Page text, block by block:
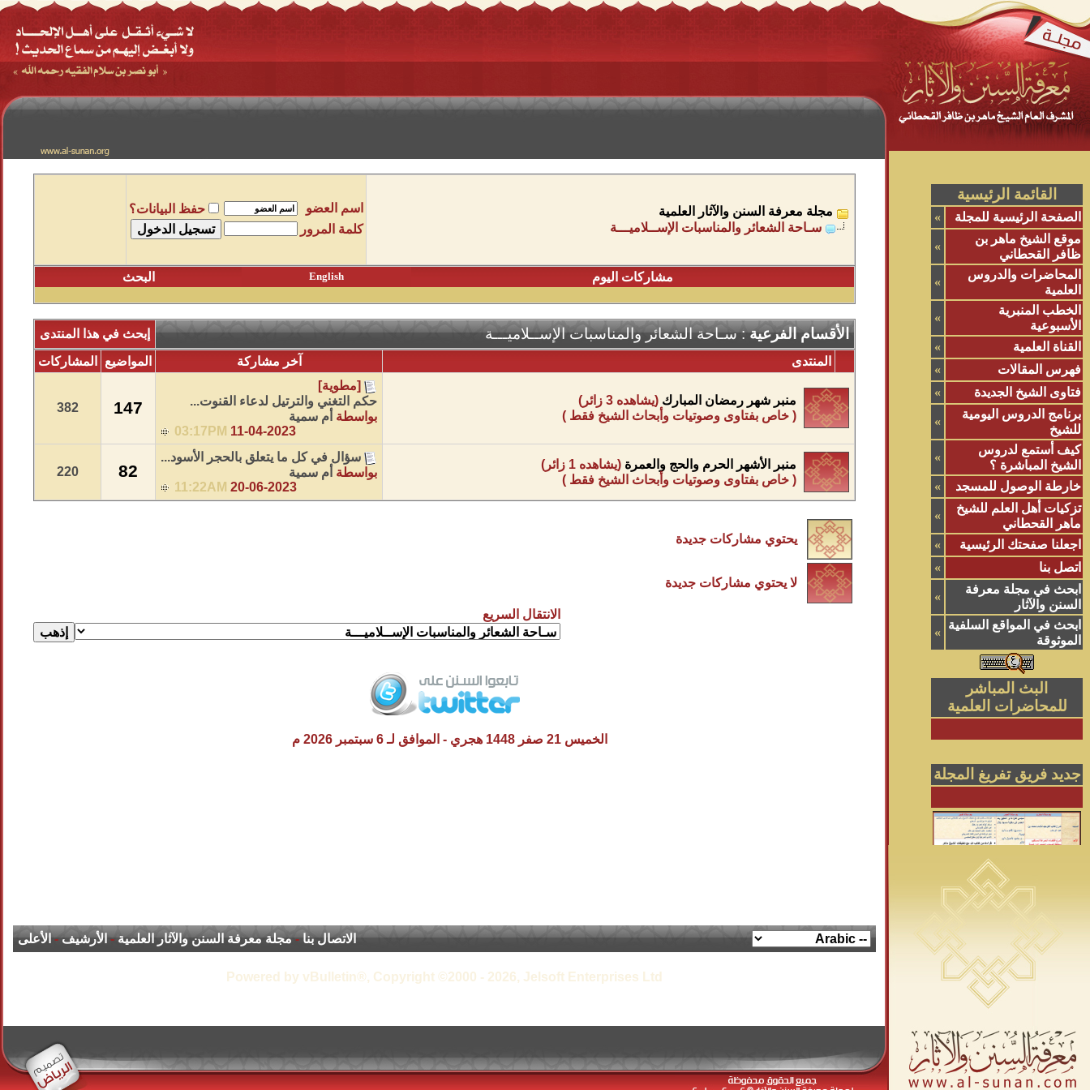
القائمة الرئيسية
الصفحة الرئيسية للمجلة
»
موقع الشيخ ماهر بن
ظافر القحطاني
»
المحاضرات والدروس
العلمية
»
الخطب المنبرية
الأسبوعية
»
القناة العلمية
»
فهرس المقالات
»
فتاوى الشيخ الجديدة
»
برنامج الدروس اليومية
للشيخ
»
كيف أستمع لدروس
الشيخ المباشرة ؟
»
خارطة الوصول للمسجد
»
تزكيات أهل العلم للشيخ
ماهر القحطاني
»
اجعلنا صفحتك الرئيسية
»
اتصل بنا
»
ابحث في مجلة معرفة
السنن والآثار
»
ابحث في المواقع السلفية
الموثوقة
»
البث المباشر
للمحاضرات العلمية
جديد فريق تفريغ المجلة
مجلة معرفة السنن والآثار العلمية
سـاحة الشعائر والمناسبات الإســلاميـــة
اسم العضو
حفظ البيانات؟
كلمة المرور
مشاركات اليوم English البحث
الأقسام الفرعية: سـاحة الشعائر والمناسبات الإســلاميـــة
إبحث في هذا المنتدى
المنتدى
آخر مشاركة المواضيع المشاركات
منبر شهر رمضان المبارك (يشاهده 3 زائر)
( خاص بفتاوى وصوتيات وأبحاث الشيخ فقط )
[مطوية]
حكم التغني والترتيل لدعاء القنوت...
بواسطة أم سمية
11-04-2023
03:17PM
147
382
منبر الأشهر الحرم والحج والعمرة (يشاهده 1 زائر)
( خاص بفتاوى وصوتيات وأبحاث الشيخ فقط )
سؤال في كل ما يتعلق بالحجر الأسود...
بواسطة أم سمية
20-06-2023
11:22AM
82
220
يحتوي مشاركات جديدة
لا يحتوي مشاركات جديدة
الانتقال السريع
الخميس 21 صفر 1448 هجري - الموافق لـ 6 سبتمبر 2026 م
الاتصال بنا-مجلة معرفة السنن والآثار العلمية-الأرشيف-الأعلى
Powered by vBulletin®, Copyright ©2000 - 2026, Jelsoft Enterprises Ltd